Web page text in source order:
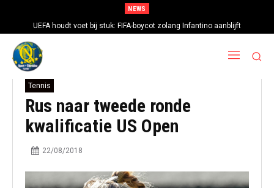
NEWS
UEFA houdt voet bij stuk: FIFA-boycot zolang Infantino aanblijft
Tennis
Rus naar tweede ronde
kwalificatie US Open
22/08/2018